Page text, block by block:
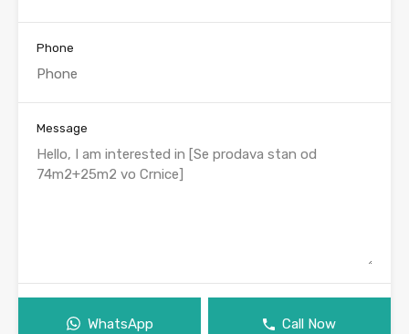
Phone
Message
WhatsApp Call Now